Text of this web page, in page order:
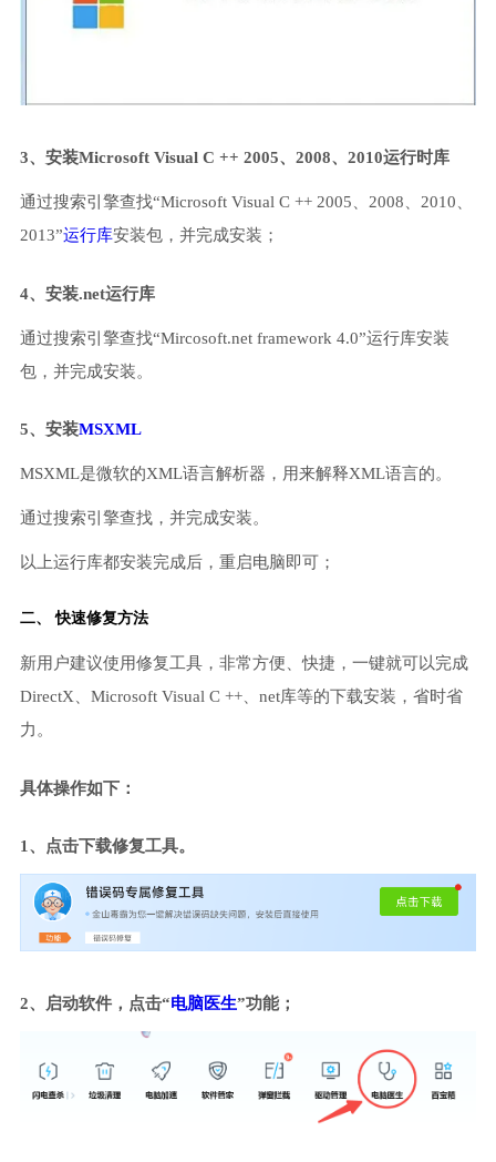
3、安装Microsoft Visual C ++ 2005、2008、2010运行时库
通过搜索引擎查找“Microsoft Visual C ++ 2005、2008、2010、
2013”运行库安装包，并完成安装；
4、安装.net运行库
通过搜索引擎查找“Mircosoft.net framework 4.0”运行库安装
包，并完成安装。
5、安装MSXML
MSXML是微软的XML语言解析器，用来解释XML语言的。
通过搜索引擎查找，并完成安装。
以上运行库都安装完成后，重启电脑即可；
二、 快速修复方法
新用户建议使用修复工具，非常方便、快捷，一键就可以完成
DirectX、Microsoft Visual C ++、net库等的下载安装，省时省
力。
具体操作如下：
1、点击下载修复工具。
2、启动软件，点击“电脑医生”功能；